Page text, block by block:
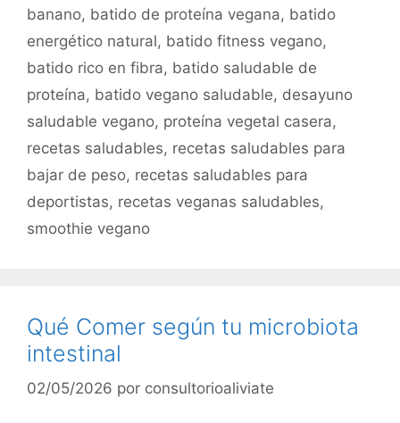
banano, batido de proteína vegana, batido
energético natural, batido fitness vegano,
batido rico en fibra, batido saludable de
proteína, batido vegano saludable, desayuno
saludable vegano, proteína vegetal casera,
recetas saludables, recetas saludables para
bajar de peso, recetas saludables para
deportistas, recetas veganas saludables,
smoothie vegano
Qué Comer según tu microbiota
intestinal
02/05/2026 por consultorioaliviate